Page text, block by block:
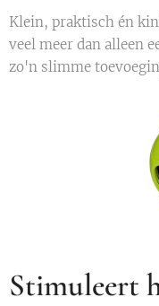
Klein, praktisch én
veel meer dan alleen
zo'n slimme
Stimuleert